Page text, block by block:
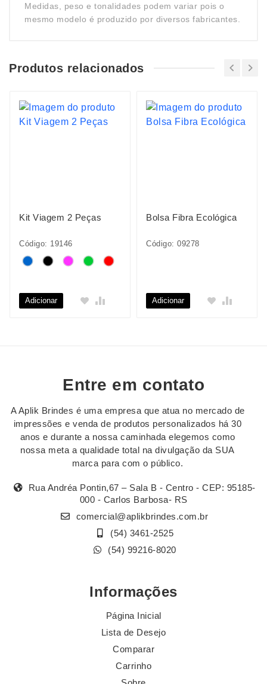
Medidas, peso e tonalidades podem variar pois o
mesmo modelo é produzido por diversos fabricantes.
Produtos relacionados
Kit Viagem 2 Peças
Código: 19146
Adicionar
Bolsa Fibra Ecológica
Código: 09278
Adicionar
Entre em contato
A Aplik Brindes é uma empresa que atua no mercado de
impressões e venda de produtos personalizados há 30
anos e durante a nossa caminhada elegemos como
nossa meta a qualidade total na divulgação da SUA
marca para com o público.
Rua Andréa Pontin,67 – Sala B - Centro - CEP: 95185-
000 - Carlos Barbosa- RS
comercial@aplikbrindes.com.br
(54) 3461-2525
(54) 99216-8020
Informações
Página Inicial
Lista de Desejo
Comparar
Carrinho